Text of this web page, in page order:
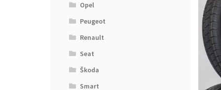
Opel
Peugeot
Renault
Seat
Škoda
Smart